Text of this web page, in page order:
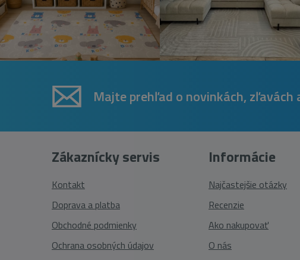
Majte prehľad o novinkách, zľavách
Zákaznícky servis
Kontakt
Doprava a platba
Obchodné podmienky
Ochrana osobných údajov
Informácie
Najčastejšie otázky
Recenzie
Ako nakupovať
O nás